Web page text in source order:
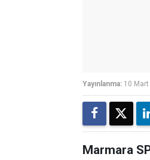
Yayınlanma: 10 Mart
Marmara